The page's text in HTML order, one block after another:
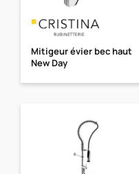
Mitigeur évier bec haut
New Day